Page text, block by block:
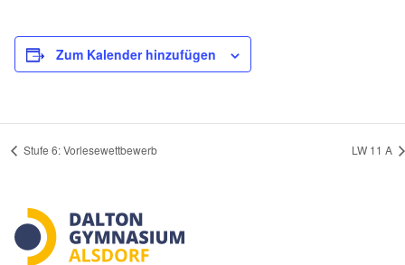
Zum Kalender hinzufügen
Stufe 6: Vorlesewettbewerb LW 11 A